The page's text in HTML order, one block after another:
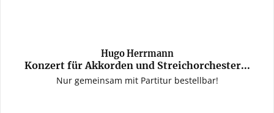
Hugo Herrmann
Konzert für Akkorden und Streichorchester...
Nur gemeinsam mit Partitur bestellbar!